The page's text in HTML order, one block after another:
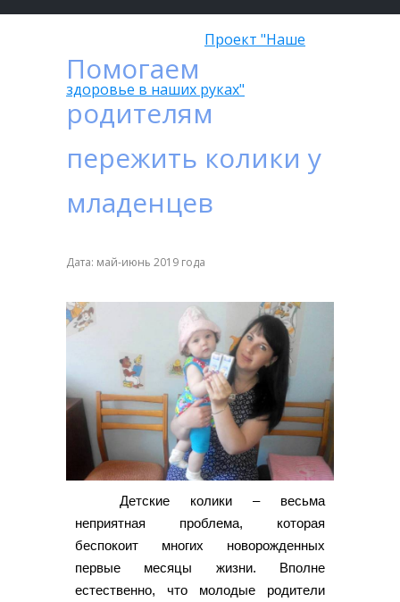
Проект "Наше
здоровье в наших руках"
Помогаем
родителям
пережить колики у
младенцев
Дата: май-июнь 2019 года
Детские колики – весьма
неприятная проблема, которая
беспокоит многих новорожденных
первые месяцы жизни. Вполне
естественно, что молодые родители